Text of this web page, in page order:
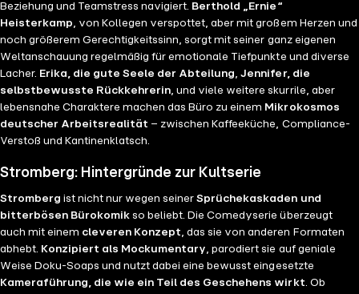
Beziehung und Teamstress navigiert. Berthold „Ernie“
Heisterkamp, von Kollegen verspottet, aber mit großem Herzen und
noch größerem Gerechtigkeitssinn, sorgt mit seiner ganz eigenen
Weltanschauung regelmäßig für emotionale Tiefpunkte und diverse
Lacher. Erika, die gute Seele der Abteilung,Jennifer, die
selbstbewusste Rückkehrerin, und viele weitere skurrile, aber
lebensnahe Charaktere machen das Büro zu einem Mikrokosmos
deutscher Arbeitsrealität – zwischen Kaffeeküche, Compliance-
Verstoß und Kantinenklatsch.
Stromberg: Hintergründe zur Kultserie
Stromberg ist nicht nur wegen seinerSprüchekaskaden und
bitterbösen Bürokomik so beliebt. Die Comedyserie überzeugt
auch mit einem cleveren Konzept, das sie von anderen Formaten
abhebt. Konzipiert als Mockumentary, parodiert sie auf geniale
Weise Doku-Soaps und nutzt dabei eine bewusst eingesetzte
Kameraführung, die wie ein Teil des Geschehens wirkt. Ob